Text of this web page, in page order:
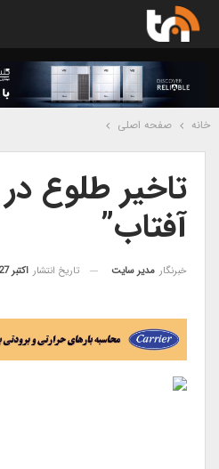
خانه صفحه اصلی
تاخیر طلوع
آفتاب”
خبرنگار مدیر سایت تاریخ انتشار اکتبر 27, 2012